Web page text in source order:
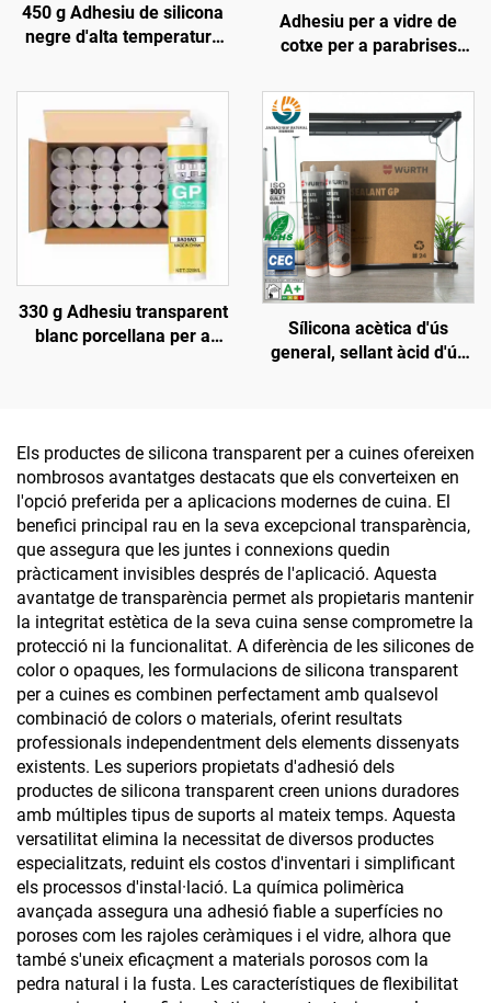
450 g Adhesiu de silicona
negre d'alta temperatura
Adhesiu per a vidre de
cotxe per a parabrises
claraboïgues, adhesiu
impermeable contra fuites
d'aigua, poliuretà fort,
negre
330 g Adhesiu transparent
blanc porcellana per a
Sílicona acètica d'ús
general, sellant àcid d'ús
Els productes de silicona transparent per a cuines ofereixen
nombrosos avantatges destacats que els converteixen en
l'opció preferida per a aplicacions modernes de cuina. El
benefici principal rau en la seva excepcional transparència,
que assegura que les juntes i connexions quedin
pràcticament invisibles després de l'aplicació. Aquesta
avantatge de transparència permet als propietaris mantenir
la integritat estètica de la seva cuina sense comprometre la
protecció ni la funcionalitat. A diferència de les silicones de
color o opaques, les formulacions de silicona transparent
per a cuines es combinen perfectament amb qualsevol
combinació de colors o materials, oferint resultats
professionals independentment dels elements dissenyats
existents. Les superiors propietats d'adhesió dels
productes de silicona transparent creen unions duradores
amb múltiples tipus de suports al mateix temps. Aquesta
versatilitat elimina la necessitat de diversos productes
especialitzats, reduint els costos d'inventari i simplificant
els processos d'instal·lació. La química polimèrica
avançada assegura una adhesió fiable a superfícies no
poroses com les rajoles ceràmiques i el vidre, alhora que
també s'uneix eficaçment a materials porosos com la
pedra natural i la fusta. Les característiques de flexibilitat